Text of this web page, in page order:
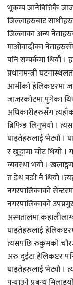
भूकम्प जानेबित्तिकै
जिल्लाहरुबाट
जिल्लाका अन्य
माओवादीका
पनि सम्पर्कमा थियौं ।
प्रधानमन्त्री
आर्मीको हेलिकप्टरमा
जाजरकोटमा पुगेका
अधिकारीहरुसँग
ब्रिफिङ लिनुभयो ।
घाइतेहरुलाई भेट्यौं ।
र खुट्टामा चोट थियो
व्यवस्था भयो ।
त डेथ बडी नै थियो
नगरपालिकाको
नगरपालिकाको
अस्पतालमा
घाइतेहरुलाई
त्यसपछि रुकुमको
अरु दुईटा हेलिकप्टर
घाइतेहरुलाई भेट्यौ ।